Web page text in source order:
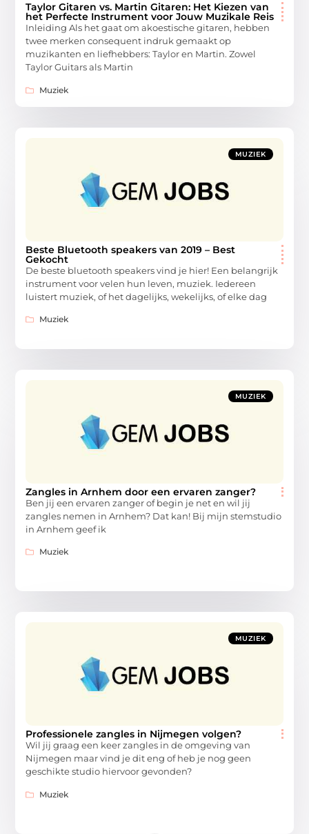
Taylor Gitaren vs. Martin Gitaren: Het Kiezen van
het Perfecte Instrument voor Jouw Muzikale Reis
Inleiding Als het gaat om akoestische gitaren, hebben
twee merken consequent indruk gemaakt op
muzikanten en liefhebbers: Taylor en Martin. Zowel
Taylor Guitars als Martin
Muziek
MUZIEK
Beste Bluetooth speakers van 2019 – Best
Gekocht
De beste bluetooth speakers vind je hier! Een belangrijk
instrument voor velen hun leven, muziek. Iedereen
luistert muziek, of het dagelijks, wekelijks, of elke dag
Muziek
MUZIEK
Zangles in Arnhem door een ervaren zanger?
Ben jij een ervaren zanger of begin je net en wil jij
zangles nemen in Arnhem? Dat kan! Bij mijn stemstudio
in Arnhem geef ik
Muziek
MUZIEK
Professionele zangles in Nijmegen volgen?
Wil jij graag een keer zangles in de omgeving van
Nijmegen maar vind je dit eng of heb je nog geen
geschikte studio hiervoor gevonden?
Muziek